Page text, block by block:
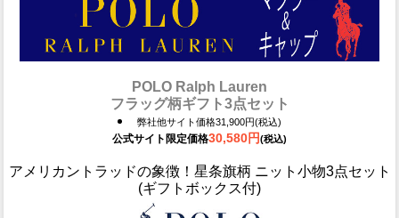
POLO Ralph Lauren
フラッグ柄ギフト3点セット
弊社他サイト価格31,900円(税込)
公式サイト限定価格30,580円(税込)
アメリカントラッドの象徴！星条旗柄 ニット小物3点セット
(ギフトボックス付)